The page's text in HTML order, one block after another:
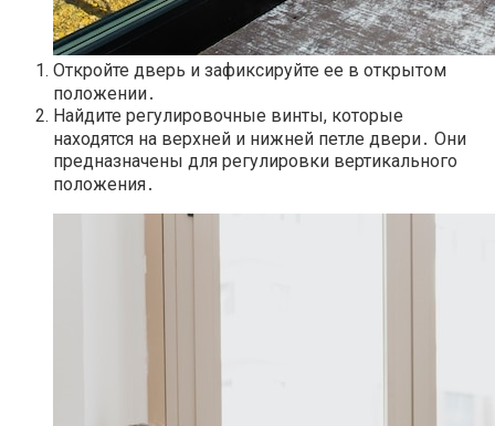
Откройте дверь и зафиксируйте ее в открытом
положении․
Найдите регулировочные винты, которые
находятся на верхней и нижней петле двери․ Они
предназначены для регулировки вертикального
положения․